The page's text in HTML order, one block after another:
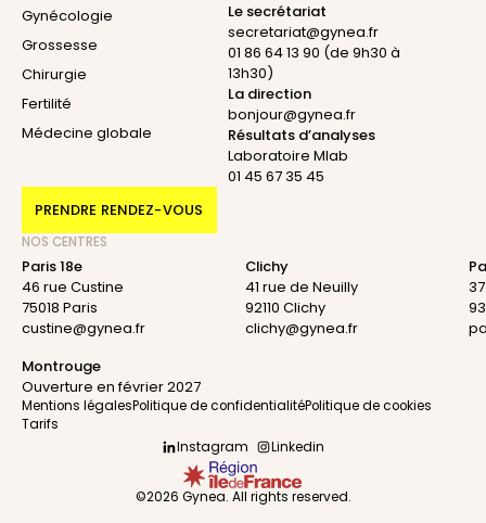
Gynécologie
Grossesse
Chirurgie
Fertilité
Médecine globale
Le secrétariat
secretariat@gynea.fr
01 86 64 13 90 (de 9h30 à
13h30)
La direction
bonjour@gynea.fr
Résultats d’analyses
Laboratoire Mlab
01 45 67 35 45
PRENDRE RENDEZ-VOUS
NOS CENTRES
Paris 18e
46 rue Custine
75018 Paris
custine@gynea.fr
Clichy
41 rue de Neuilly
92110 Clichy
clichy@gynea.fr
Montrouge
Ouverture en février 2027
Mentions légalesPolitique de confidentialitéPolitique de cookies
Tarifs
Instagram
Linkedin
©2026 Gynea. All rights reserved.